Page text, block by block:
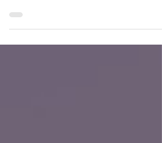
Die zum Schmelzen erforderliche Hitze
auch...